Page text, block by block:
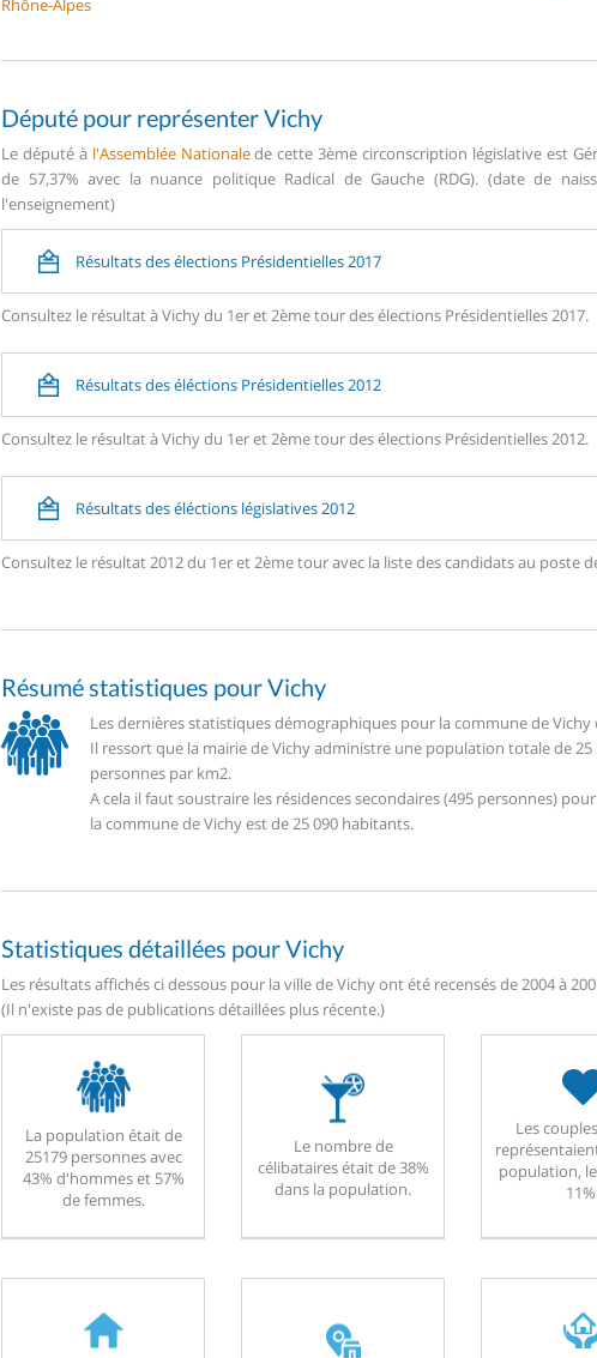
Rhône-Alpes
Député pour représenter Vichy
Le député à l'Assemblée Nationalede cette 3ème circonscription législative est
de 57,37% avec la nuance politique Radical de Gauche (RDG). (date de
l'enseignement)
Résultats des élections Présidentielles 2017
Consultez le résultat à Vichy du 1er et 2ème tour des élections Présidentielles 2017.
Résultats des éléctions Présidentielles 2012
Consultez le résultat à Vichy du 1er et 2ème tour des élections Présidentielles 2012.
Résultats des éléctions législatives 2012
Consultez le résultat 2012 du 1er et 2ème tour avec la liste des candidats au poste
Résumé statistiques pour Vichy
Les dernières statistiques démographiques pour la commune de
Il ressort que la mairie de Vichy administre une population totale de 25
personnes par km2.
A cela il faut soustraire les résidences secondaires (495 personnes)
la commune de Vichy est de 25 090 habitants.
Statistiques détaillées pour Vichy
Les résultats affichés ci dessous pour la ville de Vichy ont été recensés de 2004 à
(Il n'existe pas de publications détaillées plus récente.)
La population était de
25179 personnes avec
43% d'hommes et 57%
de femmes.
Le nombre de
célibataires était de 38%
dans la population.
Les
population,